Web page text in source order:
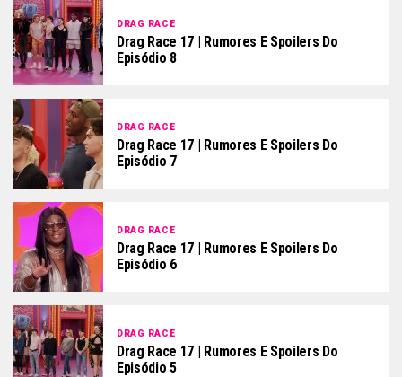
DRAG RACE
Drag Race 17 | Rumores E Spoilers Do
Episódio 8
DRAG RACE
Drag Race 17 | Rumores E Spoilers Do
Episódio 7
DRAG RACE
Drag Race 17 | Rumores E Spoilers Do
Episódio 6
DRAG RACE
Drag Race 17 | Rumores E Spoilers Do
Episódio 5